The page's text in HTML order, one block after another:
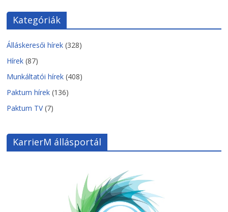
Kategóriák
Álláskeresői hírek (328)
Hírek (87)
Munkáltatói hírek (408)
Paktum hírek (136)
Paktum TV(7)
KarrierM állásportál